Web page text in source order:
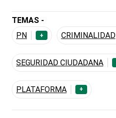
TEMAS -
PN
+ CRIMINALIDAD
SEGURIDAD CIUDADANA
PLATAFORMA +